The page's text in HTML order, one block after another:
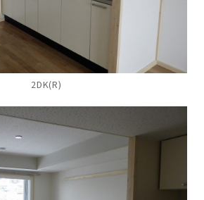
2DK(R)